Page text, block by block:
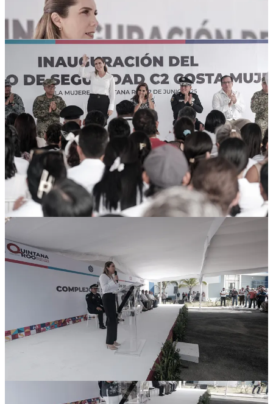
La gobernadoraMara Lezamay la presidenta municipal,
Atenea
Gómez Ricalde, inauguraron el Centro de Control y Comando C2
en la zona continental de Isla Mujeres. Cuenta con 85 cámaras
activas con capacidad de monitorear 673 cámaras en total: 148
conectadas al C5 estatal, 497 municipales y 28 de la iniciativa
privada. Tiene un auditorio, sala de juntas, 12 oficinas
administrativas y tres espacios para la Fiscalía, incluyendo un
ministerio público, archivo y unidad de investigación. Una inversión
aproximada de 25 millones de pesos, financiados con recursos del
Fortamun, el Derecho de Saneamiento Ambiental y fondos
Compartir